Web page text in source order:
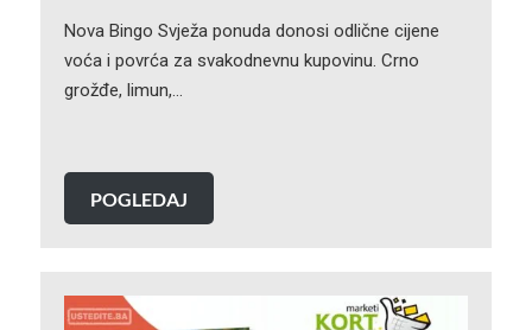
Nova Bingo Svježa ponuda donosi odlične cijene
voća i povrća za svakodnevnu kupovinu. Crno
grožđe, limun,…
POGLEDAJ